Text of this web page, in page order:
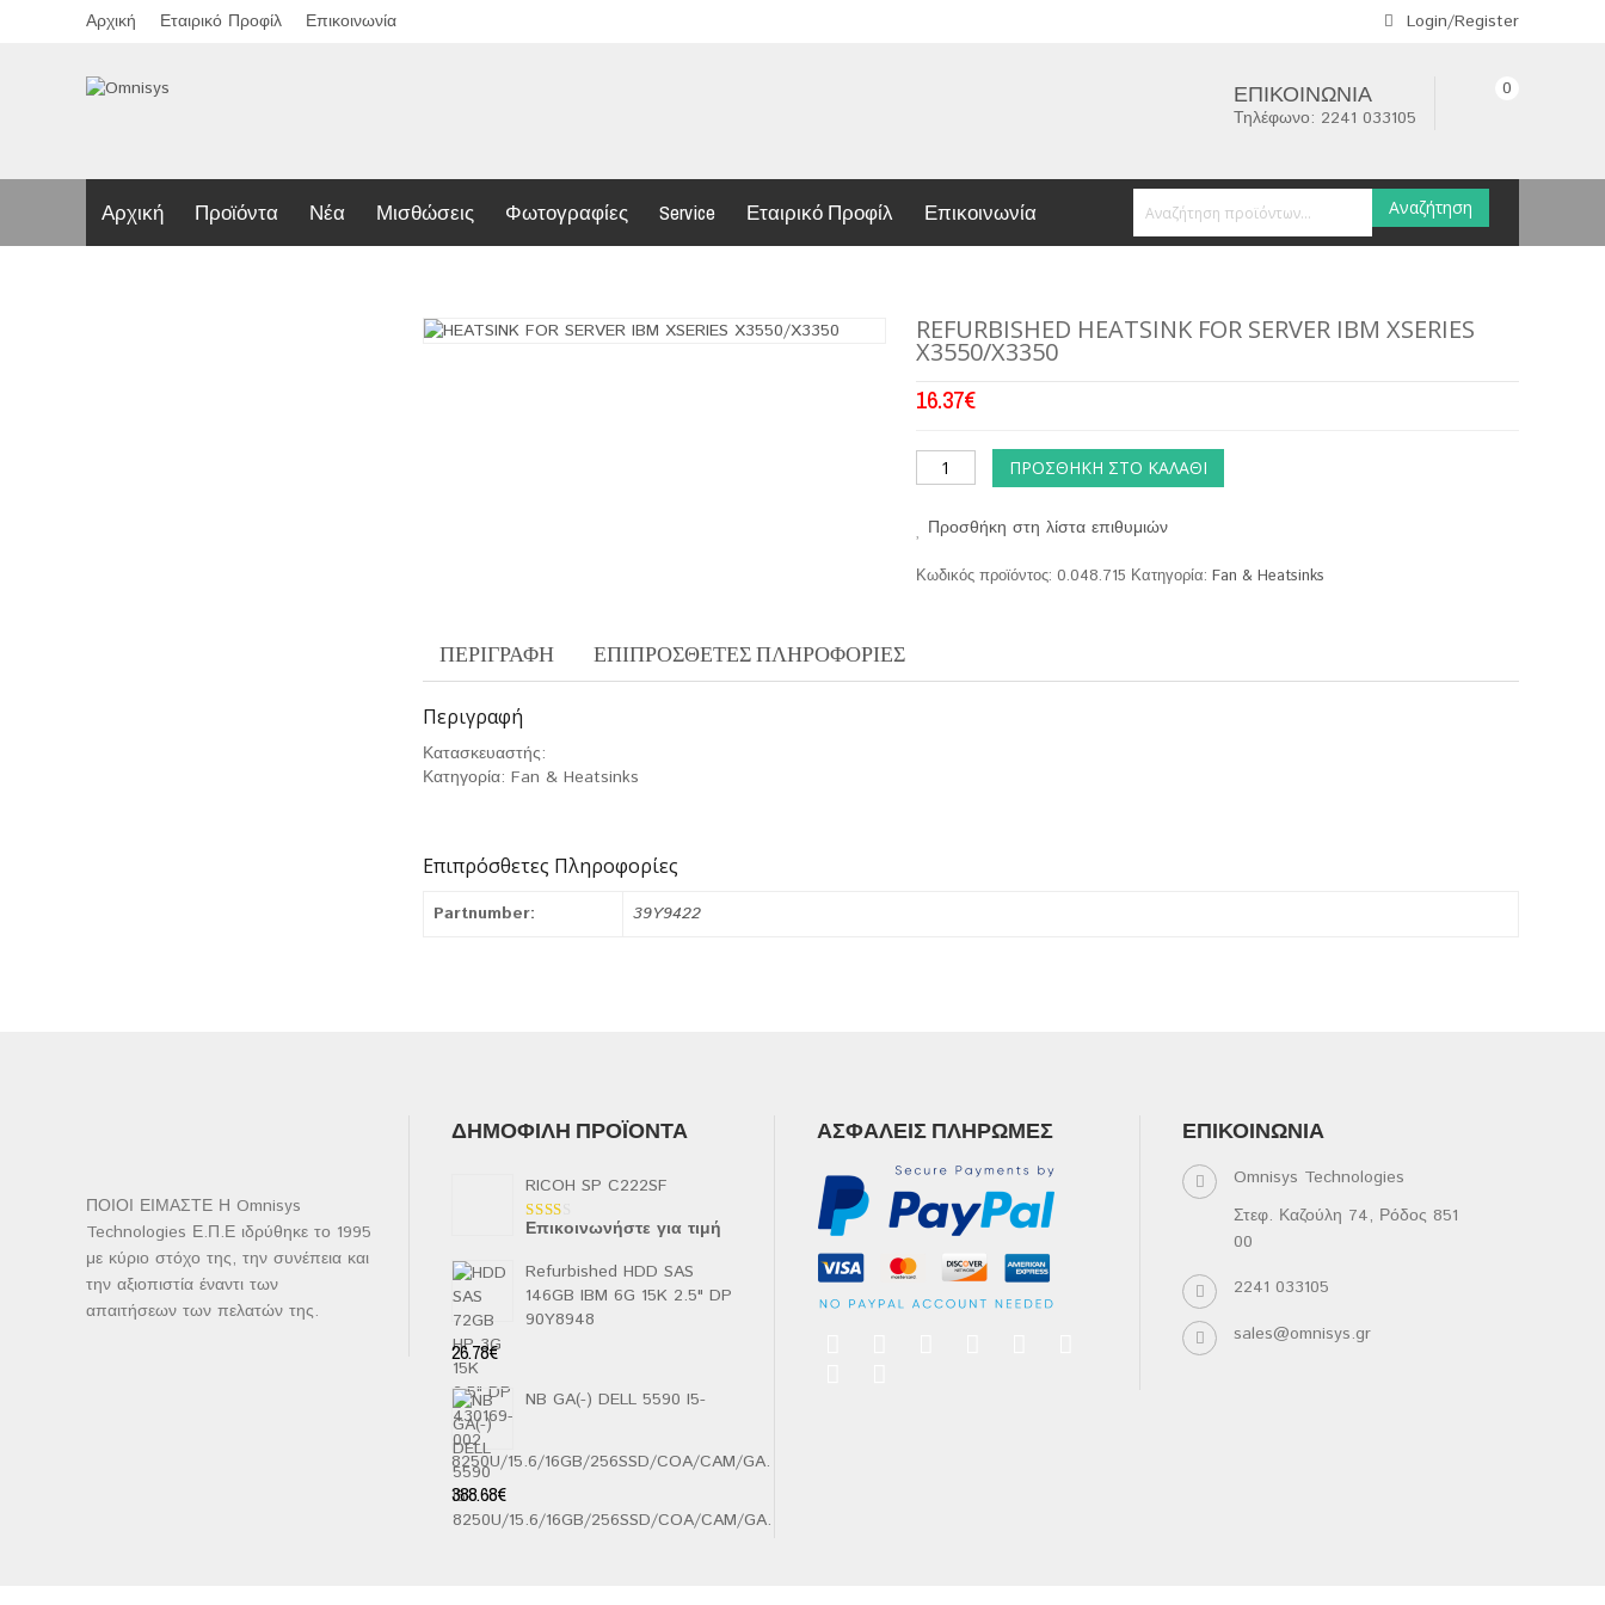
Αρχική Εταιρικό Προφίλ Επικοινωνία Login/Register
ΕΠΙΚΟΙΝΩΝΊΑ
Τηλέφωνο: 2241 033105
0
Αρχική Προϊόντα Νέα Μισθώσεις Φωτογραφίες Service Εταιρικό Προφίλ Επικοινωνία Αναζήτηση
REFURBISHED HEATSINK FOR SERVER IBM XSERIES
X3550/X3350
16.37€
ΠΡΟΣΘΉΚΗ ΣΤΟ ΚΑΛΆΘΙ
Προσθήκη στη λίστα επιθυμιών
Κωδικός προϊόντος:0.048.715 Κατηγορία:Fan & Heatsinks
ΠΕΡΙΓΡΑΦΉ ΕΠΙΠΡΌΣΘΕΤΕΣ ΠΛΗΡΟΦΟΡΊΕΣ
Περιγραφή
Κατασκευαστής:
Κατηγορία: Fan & Heatsinks
Επιπρόσθετες Πληροφορίες
Partnumber: 39Y9422
ΠΟΙΟΙ ΕΙΜΑΣΤΕ Η Omnisys
Technologies Ε.Π.Ε ιδρύθηκε το 1995
με κύριο στόχο της, την συνέπεια και
την αξιοπιστία έναντι των
απαιτήσεων των πελατών της.
ΔΗΜΟΦΙΛΉ ΠΡΟΪΌΝΤΑ
RICOH SP C222SF
Βαθμολογήθηκε
2.00
από
5
Επικοινωνήστε για τιμή
Refurbished HDD SAS
146GB IBM 6G 15K 2.5" DP
90Y8948
26.78€
NB GA(-) DELL 5590 I5-
8250U/15.6/16GB/256SSD/COA/CAM/GA.
388.68€
ΑΣΦΑΛΕΊΣ ΠΛΗΡΩΜΈΣ ΕΠΙΚΟΙΝΩΝΊΑ
Omnisys Technologies
Στεφ. Καζούλη 74, Ρόδος 851
00
2241 033105
sales@omnisys.gr